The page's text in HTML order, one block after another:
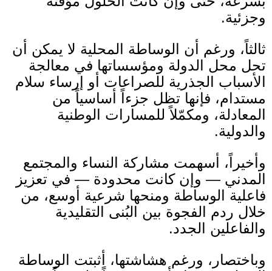
وجزئية.
ثالثاً، ورغم أن الوساطة المحلية لا يمكن أن
تحل محل الدولة ومؤسساتها في معالجة
الأسباب الجذرية للصراعات أو إرساء سلام
مستدام، فإنها تظل جزءاً أساسياً من
المعادلة، ومكمّلاً للمسارات الوطنية
والدولية.
وأخيراً، أسهمت مشاركة النساء والمجتمع
المدني — وإن كانت محدودة — في تعزيز
فاعلية الوساطة ومنحها شرعية أوسع، من
خلال ردم الفجوة بين البُنى التقليدية
والفاعلين الجدد.
وباختصار، ورغم هشاشتها، أثبتت الوساطة